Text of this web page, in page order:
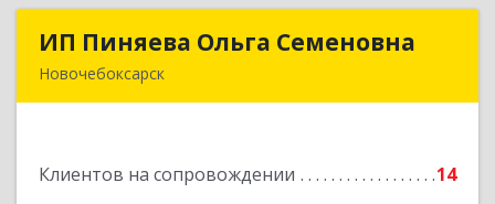
ИП Пиняева Ольга Семеновна
Новочебоксарск
Клиентов на сопровождении
14
ИП Пиняева Ольга Семеновна